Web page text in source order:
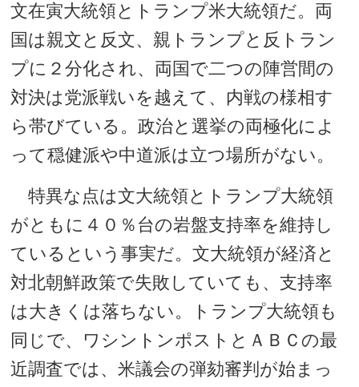
文在寅大統領とトランプ米大統領だ。両
国は親文と反文、親トランプと反トラン
プに２分化され、両国で二つの陣営間の
対決は党派戦いを越えて、内戦の様相す
ら帯びている。政治と選挙の両極化によ
って穏健派や中道派は立つ場所がない。
特異な点は文大統領とトランプ大統領
がともに４０％台の岩盤支持率を維持し
ているという事実だ。文大統領が経済と
対北朝鮮政策で失敗していても、支持率
は大きくは落ちない。トランプ大統領も
同じで、ワシントンポストとＡＢＣの最
近調査では、米議会の弾劾審判が始まっ